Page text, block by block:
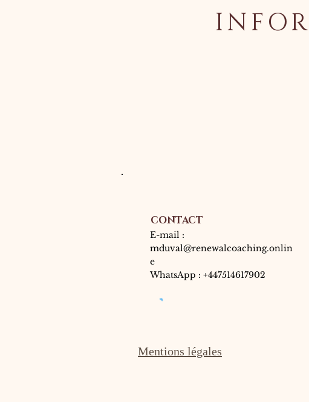
CONTACT
E-mail :
mduval@renewalcoaching.onlin
e
WhatsApp : +447514617902
Mentions légales